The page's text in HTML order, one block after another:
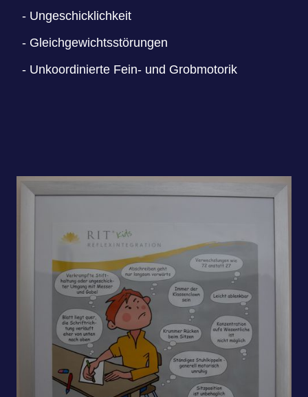
- Ungeschicklichkeit
- Gleichgewichtsstörungen
- Unkoordinierte Fein- und Grobmotorik